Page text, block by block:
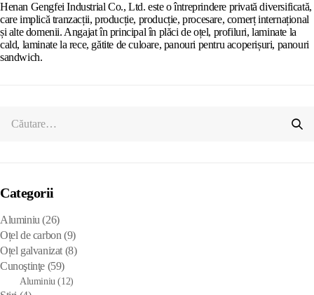
Henan Gengfei Industrial Co., Ltd. este o întreprindere privată diversificată,
care implică tranzacții, producție, producție, procesare, comerț internațional
și alte domenii. Angajat în principal în plăci de oțel, profiluri, laminate la
cald, laminate la rece, gătite de culoare, panouri pentru acoperișuri, panouri
sandwich.
Categorii
Aluminiu (26)
Oțel de carbon (9)
Oțel galvanizat (8)
Cunoştinţe (59)
Aluminiu(12)